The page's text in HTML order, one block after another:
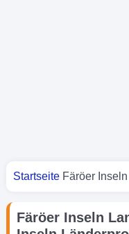
Sie sind hier
Startseite Färöer Inseln
Färöer Inseln